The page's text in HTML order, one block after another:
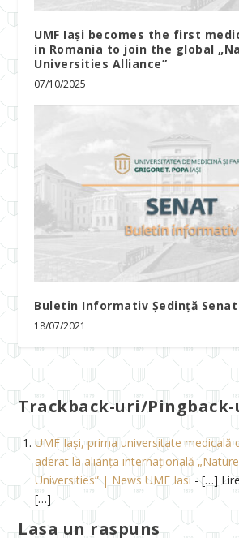
UMF Iași becomes the first
in Romania to join the global
Universities Alliance”
07/10/2025
Buletin Informativ Ședință Senat
18/07/2021
Trackback-uri/
UMF Iași, prima universitate medicală
aderat la alianța internațională
Universities” | News UMF Iasi- […] Lire
[…]
Lasa un raspuns